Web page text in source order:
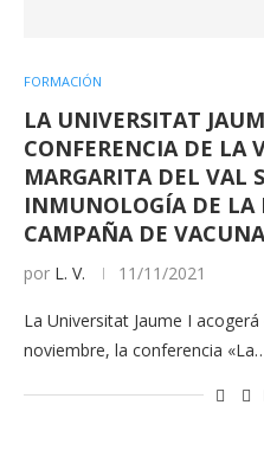
FORMACIÓN
LA UNIVERSITAT
CONFERENCIA DE LA
MARGARITA DEL VAL
INMUNOLOGÍA DE LA
CAMPAÑA DE
por L. V. 11/11/2021
La Universitat Jaume I
noviembre, la conferencia